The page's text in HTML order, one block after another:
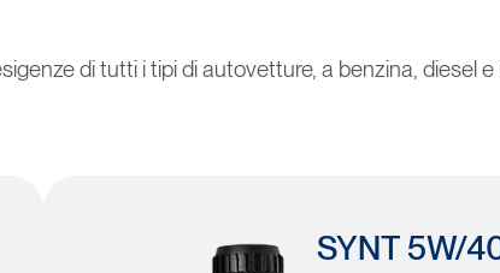
di tutti i tipi di autovetture, a benzina, diesel
SYNT 5W/